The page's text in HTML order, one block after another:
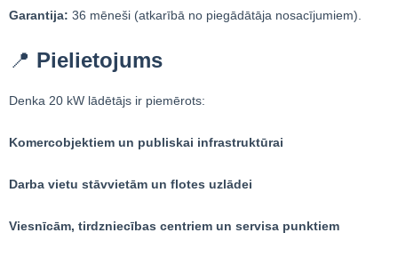
Garantija: 36 mēneši (atkarībā no piegādātāja nosacījumiem).
📍 Pielietojums
Denka 20 kW lādētājs ir piemērots:
Komercobjektiem un publiskai infrastruktūrai
Darba vietu stāvvietām un flotes uzlādei
Viesnīcām, tirdzniecības centriem un servisa punktiem